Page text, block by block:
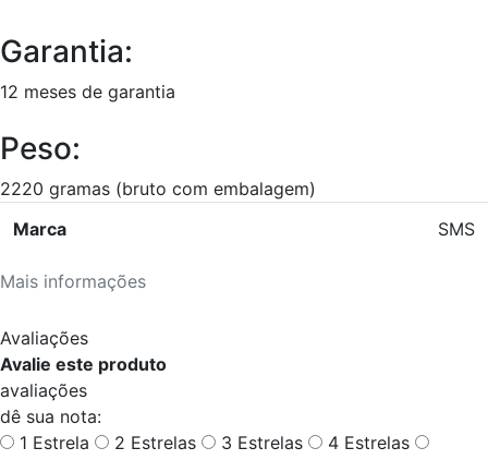
Garantia:
12 meses de garantia
Peso:
2220 gramas (bruto com embalagem)
Mais informações
Marca SMS
Avaliações
Avalie este produto
avaliações
dê sua nota:
1 Estrela
2 Estrelas 3 Estrelas
4 Estrelas